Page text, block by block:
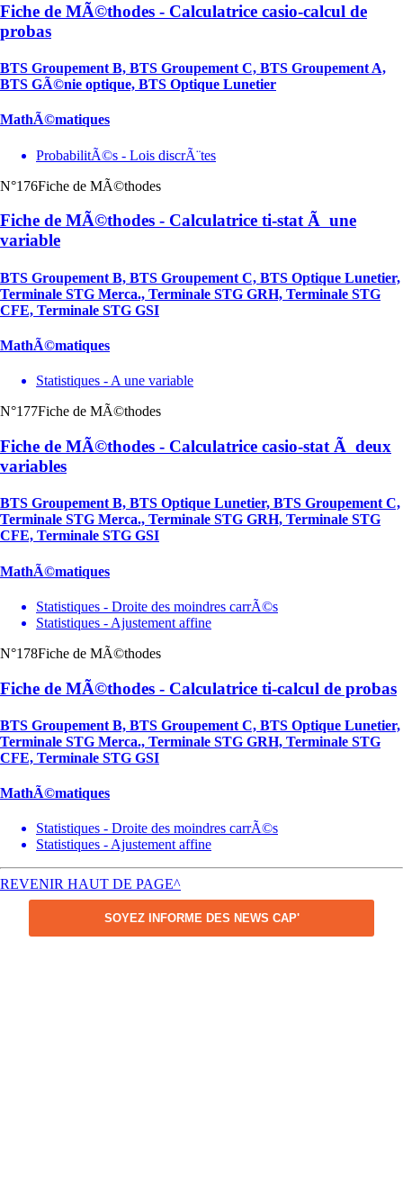
Fiche de MÃ©thodes - Calculatrice casio-calcul de
probas
BTS Groupement B, BTS Groupement C, BTS Groupement A,
BTS GÃ©nie optique, BTS Optique Lunetier
MathÃ©matiques
ProbabilitÃ©s - Lois discrÃ¨tes
N°176Fiche de MÃ©thodes
Fiche de MÃ©thodes - Calculatrice ti-stat Ã une
variable
BTS Groupement B, BTS Groupement C, BTS Optique Lunetier,
Terminale STG Merca., Terminale STG GRH, Terminale STG
CFE, Terminale STG GSI
MathÃ©matiques
Statistiques - A une variable
N°177Fiche de MÃ©thodes
Fiche de MÃ©thodes - Calculatrice casio-stat Ã deux
variables
BTS Groupement B, BTS Optique Lunetier, BTS Groupement C,
Terminale STG Merca., Terminale STG GRH, Terminale STG
CFE, Terminale STG GSI
MathÃ©matiques
Statistiques - Droite des moindres carrÃ©s
Statistiques - Ajustement affine
N°178Fiche de MÃ©thodes
Fiche de MÃ©thodes - Calculatrice ti-calcul de probas
BTS Groupement B, BTS Groupement C, BTS Optique Lunetier,
Terminale STG Merca., Terminale STG GRH, Terminale STG
CFE, Terminale STG GSI
MathÃ©matiques
Statistiques - Droite des moindres carrÃ©s
Statistiques - Ajustement affine
REVENIR HAUT DE PAGE^
SOYEZ INFORME DES NEWS CAP'